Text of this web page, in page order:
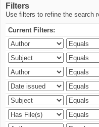
Filters
Use filters to refine the search
Current Filters: